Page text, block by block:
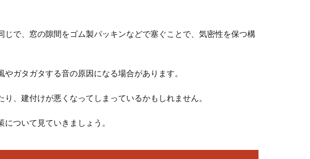
じで、窓の隙間をゴム製パッキンなどで塞ぐことで、気密性を保つ構
ガタガタする音の原因になる場合があります。
、建付けが悪くなってしまっているかもしれません。
ついて見ていきましょう。